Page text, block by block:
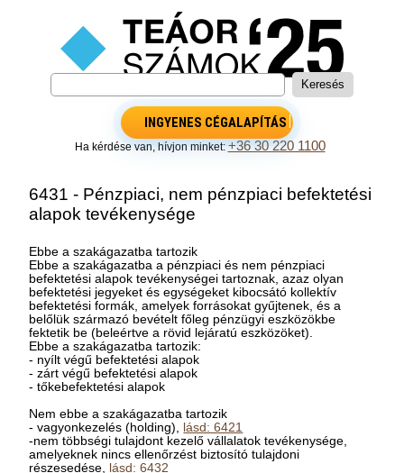
INGYENES CÉGALAPÍTÁS
Ha kérdése van, hívjon minket: +36 30 220 1100
6431 - Pénzpiaci, nem pénzpiaci befektetési
alapok tevékenysége
Ebbe a szakágazatba tartozik
Ebbe a szakágazatba a pénzpiaci és nem pénzpiaci
befektetési alapok tevékenységei tartoznak, azaz olyan
befektetési jegyeket és egységeket kibocsátó kollektív
befektetési formák, amelyek forrásokat gyűjtenek, és a
belőlük származó bevételt főleg pénzügyi eszközökbe
fektetik be (beleértve a rövid lejáratú eszközöket).
Ebbe a szakágazatba tartozik:
- nyílt végű befektetési alapok
- zárt végű befektetési alapok
- tőkebefektetési alapok
Nem ebbe a szakágazatba tartozik
- vagyonkezelés (holding), lásd: 6421
-nem többségi tulajdont kezelő vállalatok tevékenysége,
amelyeknek nincs ellenőrzést biztosító tulajdoni
részesedése, lásd: 6432